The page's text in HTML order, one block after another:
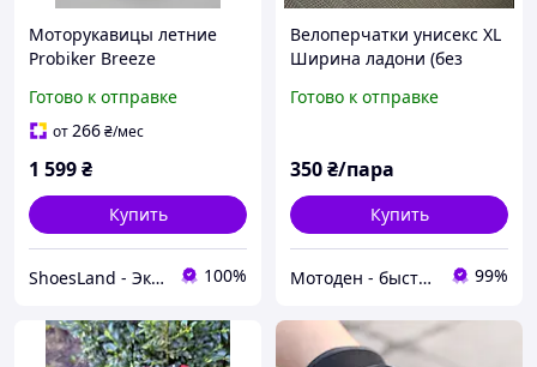
Моторукавицы летние
Probiker Breeze
для мужчин мото вело
варежки жемчужные
Размер XL
Готово к отправке
от266₴/мес
1 599₴
Купить
ShoesLand - Экономия и качество в каждом шаге 100%
Велоперчатки унисекс XL
Ширина ладони (без
Готово к отправке
350₴/пара
Купить
Мотоден - быстро и надёжно 99%